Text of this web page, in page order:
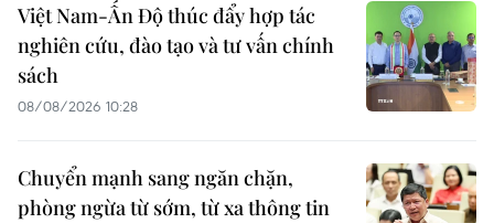
Việt Nam-Ấn Độ thúc đẩy hợp tác
nghiên cứu, đào tạo và tư vấn chính
sách
08/08/2026 10:28
Chuyển mạnh sang ngăn chặn,
phòng ngừa từ sớm, từ xa thông tin